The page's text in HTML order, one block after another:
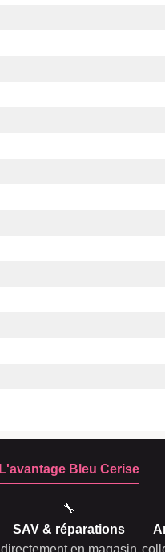
L'avantage Bleu Cerise
🔧
SAV & réparations
directement en magasin